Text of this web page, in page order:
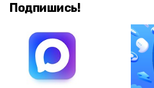
Подпишись!